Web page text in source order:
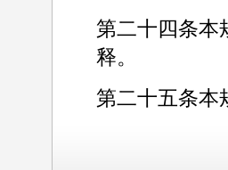
第二十四条本
释。
第二十五条本